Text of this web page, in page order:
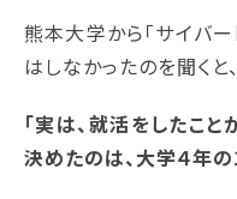
熊本大学から「サイバ
はしなかったのを聞くと、
「実は、就活をしたこと
決めたのは、大学４年の